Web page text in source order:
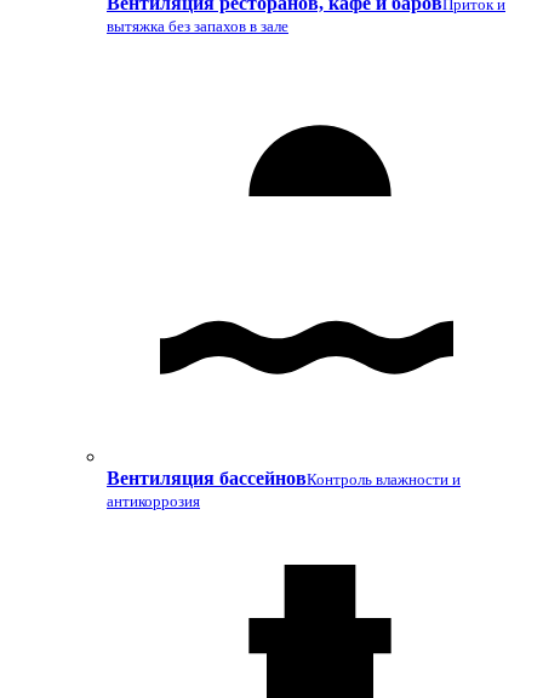
Приток и
вытяжка без запахов в зале
Вентиляция бассейновКонтроль влажности и
антикоррозия